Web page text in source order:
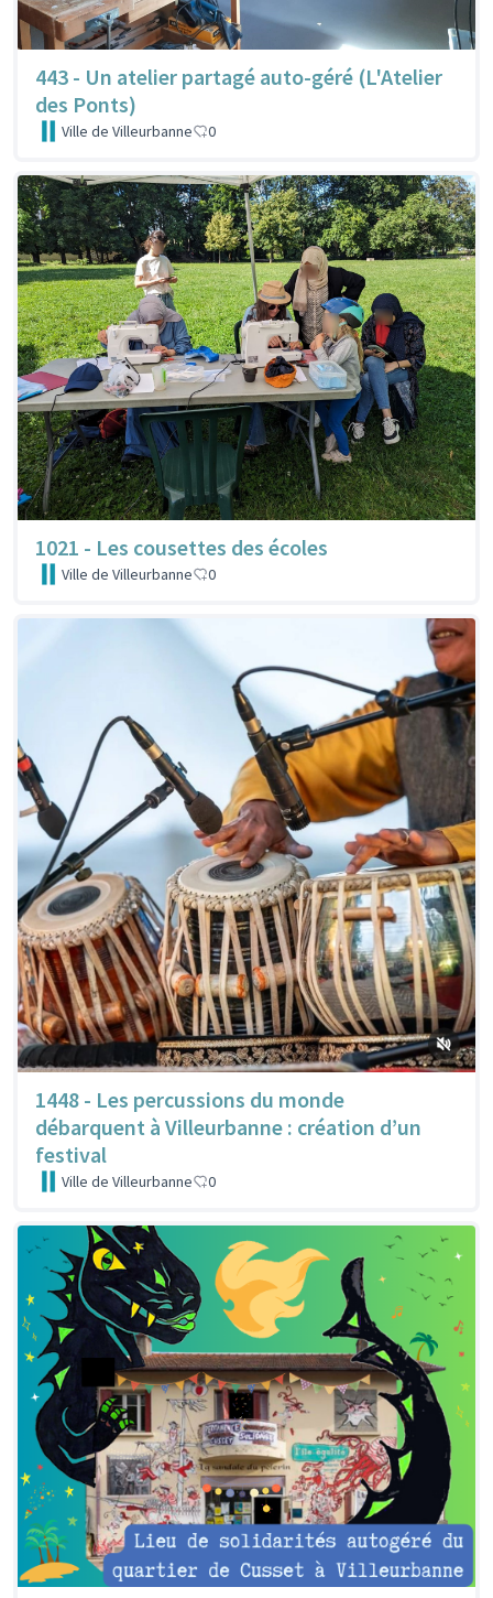
443 - Un atelier partagé auto-géré (L'Atelier
des Ponts)
Ville de Villeurbanne 0
1021 - Les cousettes des écoles
Ville de Villeurbanne 0
1448 - Les percussions du monde
débarquent à Villeurbanne : création d’un
festival
Ville de Villeurbanne 0